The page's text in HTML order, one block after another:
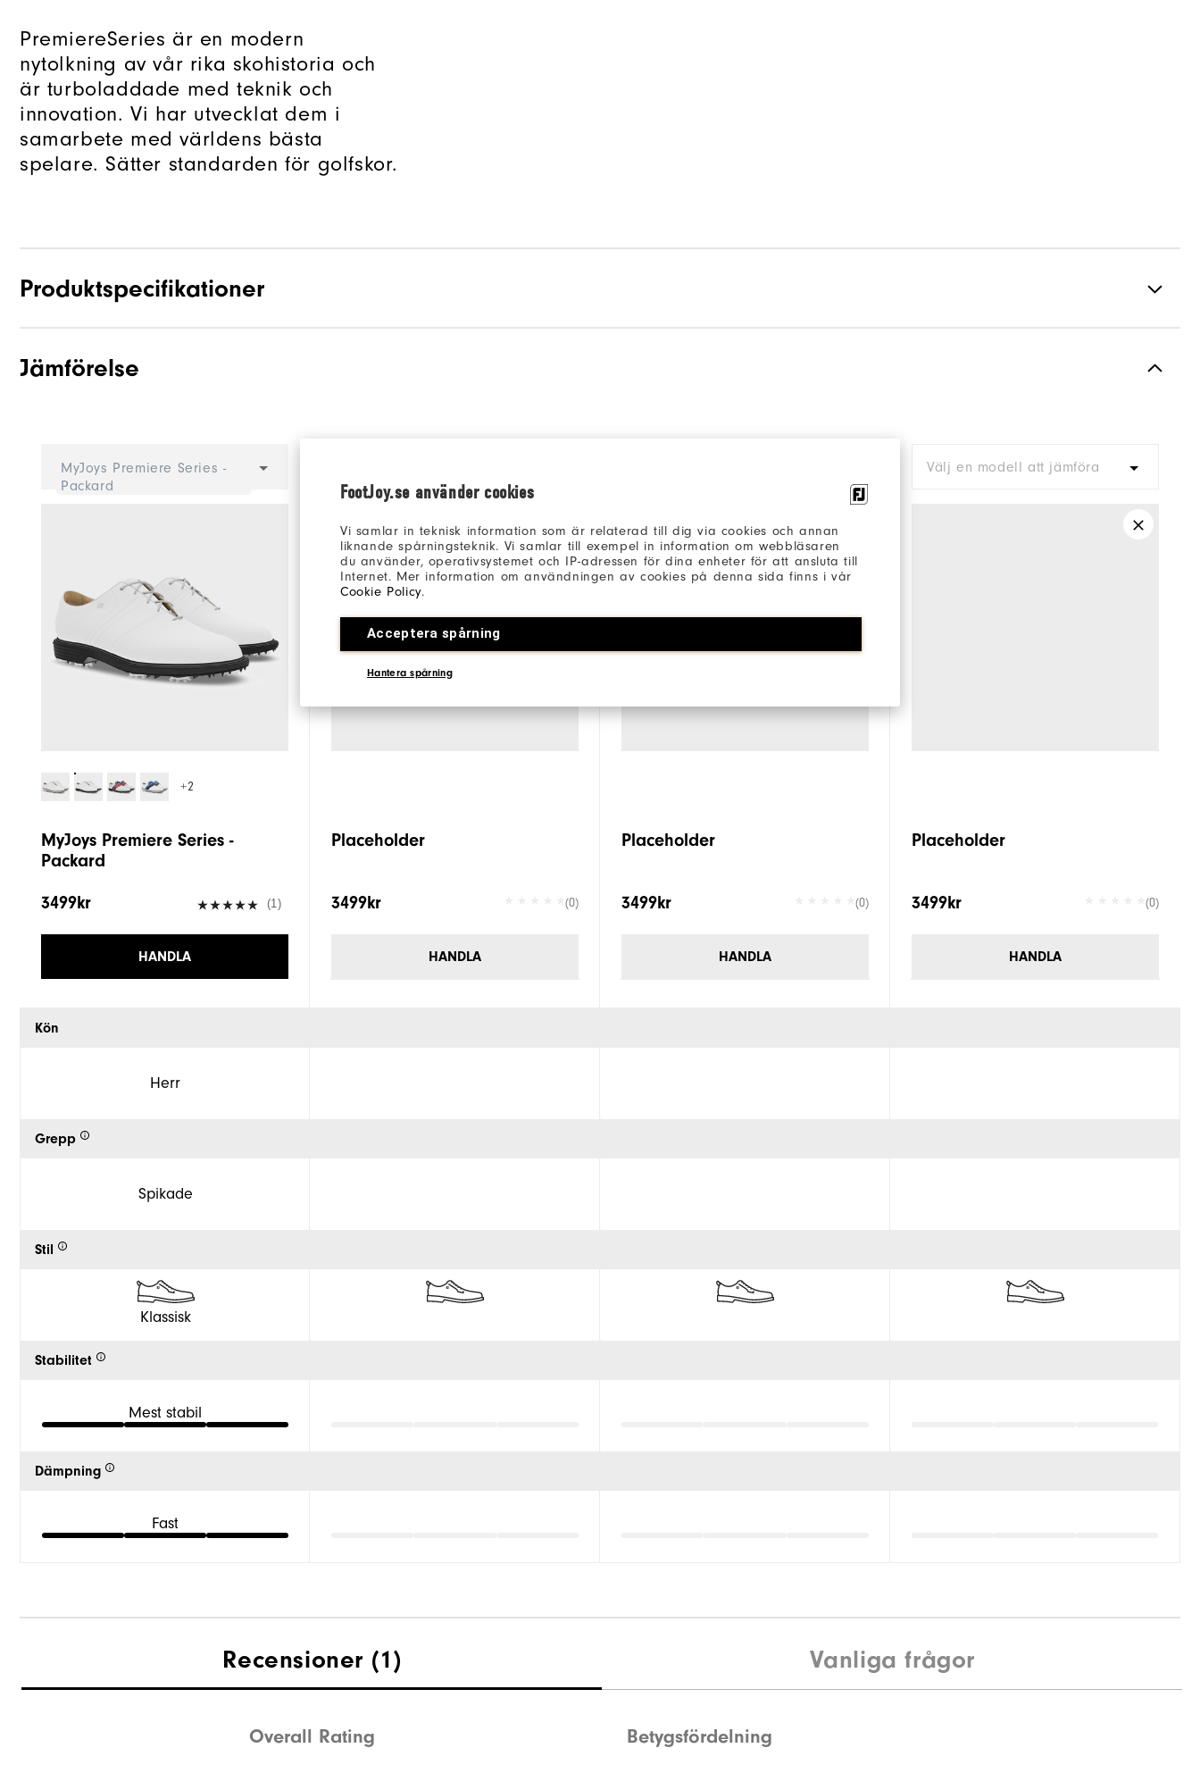
FootJoy.se använder cookies
Vi samlar in teknisk information som är relaterad till dig via cookies och annan
liknande spårningsteknik. Vi samlar till exempel in information om webbläsaren
du använder, operativsystemet och IP-adressen för dina enheter för att ansluta till
Internet. Mer information om användningen av cookies på denna sida finns i vår
Cookie Policy.
Acceptera spårning
Hantera spårning
PremiereSeries är en modern
nytolkning av vår rika skohistoria och
är turboladdade med teknik och
innovation. Vi har utvecklat dem i
samarbete med världens bästa
spelare. Sätter standarden för golfskor.
Produktspecifikationer
Grepp Spiked
Jämförelse
MyJoys Premiere Series -
Packard
+2
MyJoys Premiere Series -
Packard
3499kr (1)
HANDLA
Kön
Herr
Grepp
Spikade
Stil
Klassisk
Stabilitet
Mest stabil
Dämpning
Fast
Placeholder
3499kr (0)
HANDLA
Placeholder
3499kr (0)
HANDLA
Välj en modell att jämföra
Placeholder
3499kr (0)
HANDLA
Recensioner (1) Vanliga frågor
Overall Rating Betygsfördelning